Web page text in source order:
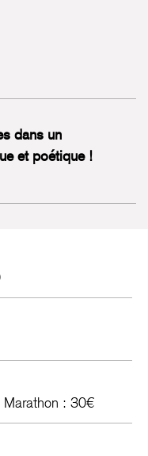
dans un
et poétique !
: 30€